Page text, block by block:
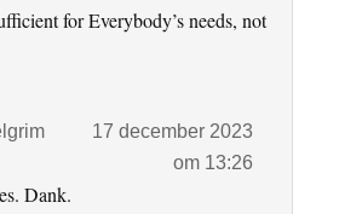
for Everybody’s needs, not
17 december 2023
om 13:26
Dank.